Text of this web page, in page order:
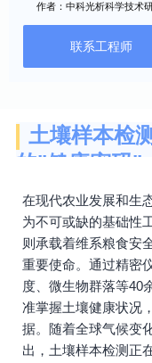
作者：中科光析科学技术
联系工程师
土壤样本检
的"健康密码"
在现代农业发展和生
为不可或缺的基础性
则承载着维系粮食安
重要使命。通过精密
度、微生物群落等40
准掌握土壤健康状况
据。随着全球气候变
出，土壤样本检测正